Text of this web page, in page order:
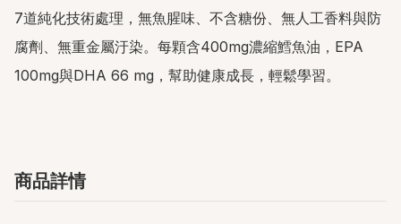
7道純化技術處理，無魚腥味、不含糖份、無人工香料與防
腐劑、無重金屬汙染。每顆含400mg濃縮鱈魚油，EPA
100mg與DHA 66 mg，幫助健康成長，輕鬆學習。
商品詳情